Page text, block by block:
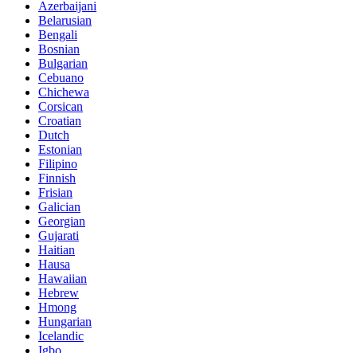
Azerbaijani
Belarusian
Bengali
Bosnian
Bulgarian
Cebuano
Chichewa
Corsican
Croatian
Dutch
Estonian
Filipino
Finnish
Frisian
Galician
Georgian
Gujarati
Haitian
Hausa
Hawaiian
Hebrew
Hmong
Hungarian
Icelandic